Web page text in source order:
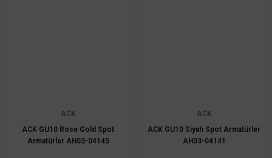
ACK
ACK GU10 Rose Gold Spot
Armatürler AH03-04145
ACK
ACK GU10 Siyah Spot Armatürler
AH03-04141